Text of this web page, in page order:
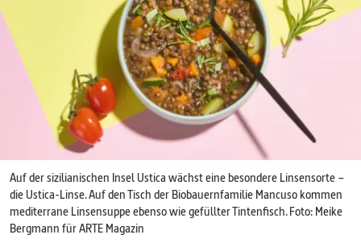
Auf der sizilianischen Insel Ustica wächst eine besondere Linsensorte –
die Ustica-Linse. Auf den Tisch der Biobauernfamilie Mancuso kommen
mediterrane Linsensuppe ebenso wie gefüllter Tintenfisch. Foto: Meike
Bergmann für ARTE Magazin